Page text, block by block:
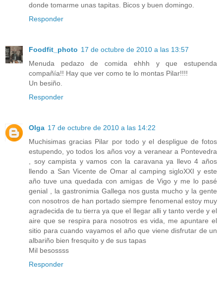
donde tomarme unas tapitas. Bicos y buen domingo.
Responder
Foodfit_photo 17 de octubre de 2010 a las 13:57
Menuda pedazo de comida ehhh y que estupenda
compañía!! Hay que ver como te lo montas Pilar!!!!
Un besiño.
Responder
Olga 17 de octubre de 2010 a las 14:22
Muchisimas gracias Pilar por todo y el despligue de fotos
estupendo, yo todos los años voy a veranear a Pontevedra
, soy campista y vamos con la caravana ya llevo 4 años
llendo a San Vicente de Omar al camping sigloXXI y este
año tuve una quedada con amigas de Vigo y me lo pasé
genial , la gastronimia Gallega nos gusta mucho y la gente
con nosotros de han portado siempre fenomenal estoy muy
agradecida de tu tierra ya que el llegar alli y tanto verde y el
aire que se respira para nosotros es vida, me apuntare el
sitio para cuando vayamos el año que viene disfrutar de un
albariño bien fresquito y de sus tapas
Mil besossss
Responder